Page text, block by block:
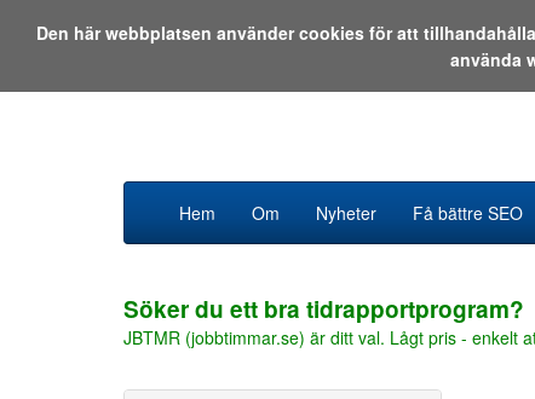
Hem Om Nyheter Få bättre SEO
Söker du ett bra tidrapportprogram?
JBTMR (jobbtimmar.se) är ditt val. Lågt pris - enkelt
Den här webbplatsen använder cookies för att
använda